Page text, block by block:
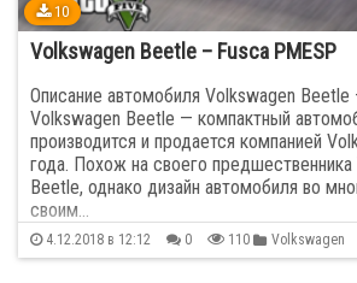
10
Volkswagen Beetle – Fusca PMESP
Описание автомобиля Volkswagen Beetle
Volkswagen Beetle — компактный
производится и продается компанией
года. Похож на своего
Beetle, однако дизайн автомобиля во
своим…
4.12.2018 в 12:12 0 110 Volkswagen